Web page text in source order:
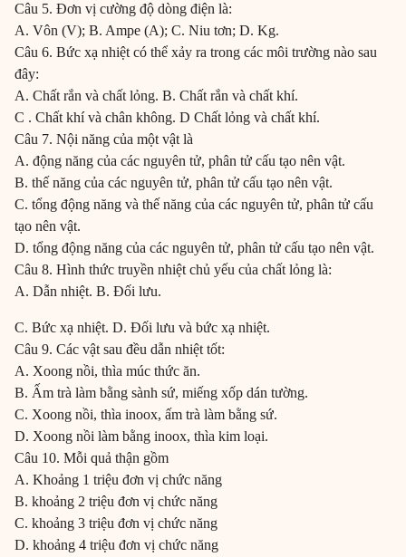
Câu 5. Đơn vị cường độ dòng điện là:
A. Vôn (V); B. Ampe (A); C. Niu tơn; D. Kg.
Câu 6. Bức xạ nhiệt có thể xảy ra trong các môi trường nào sau
đây:
A. Chất rắn và chất lỏng. B. Chất rắn và chất khí.
C . Chất khí và chân không. D Chất lỏng và chất khí.
Câu 7. Nội năng của một vật là
A. động năng của các nguyên tử, phân tử cấu tạo nên vật.
B. thế năng của các nguyên tử, phân tử cấu tạo nên vật.
C. tổng động năng và thế năng của các nguyên tử, phân tử cấu
tạo nên vật.
D. tổng động năng của các nguyên tử, phân tử cấu tạo nên vật.
Câu 8. Hình thức truyền nhiệt chủ yếu của chất lỏng là:
A. Dẫn nhiệt. B. Đối lưu.
C. Bức xạ nhiệt. D. Đối lưu và bức xạ nhiệt.
Câu 9. Các vật sau đều dẫn nhiệt tốt:
A. Xoong nồi, thìa múc thức ăn.
B. Ấm trà làm bằng sành sứ, miếng xốp dán tường.
C. Xoong nồi, thìa inoox, ấm trà làm bằng sứ.
D. Xoong nồi làm bằng inoox, thìa kim loại.
Câu 10. Mỗi quả thận gồm
A. Khoảng 1 triệu đơn vị chức năng
B. khoảng 2 triệu đơn vị chức năng
C. khoảng 3 triệu đơn vị chức năng
D. khoảng 4 triệu đơn vị chức năng